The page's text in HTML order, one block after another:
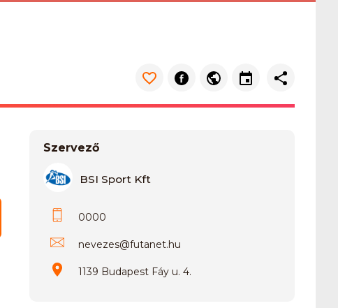
Szervező
BSI Sport Kft
0000
nevezes@futanet.hu
1139 Budapest Fáy u. 4.